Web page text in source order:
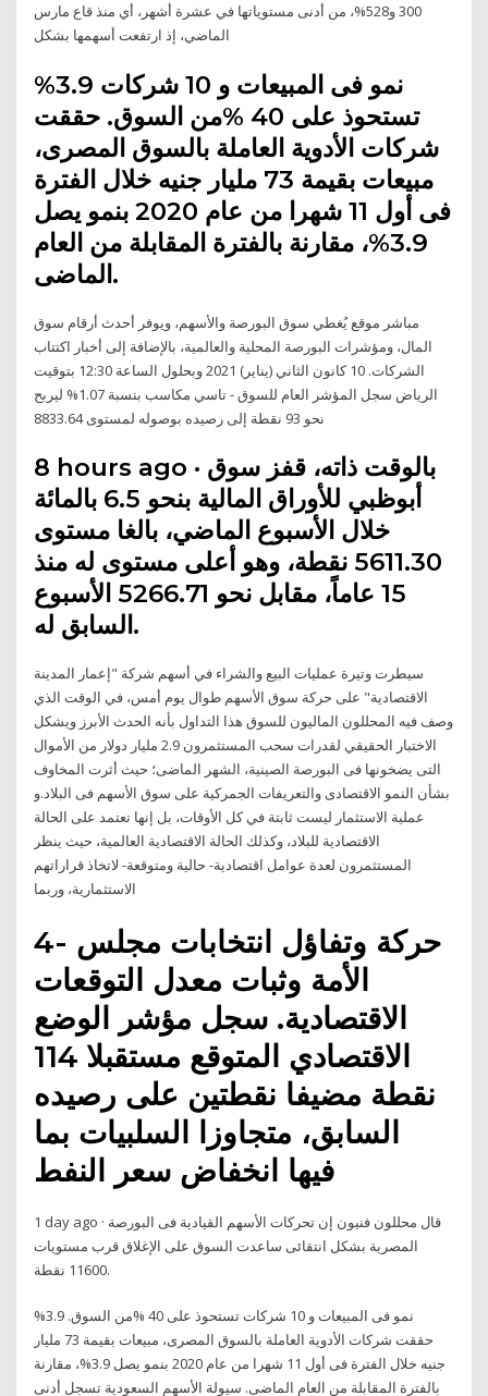
300 و528%، من أدنى مستوياتها في عشرة أشهر، أي منذ قاع مارس
الماضي، إذ ارتفعت أسهمها بشكل
%3.9 نمو فى المبيعات و 10 شركات
تستحوذ على 40 %من السوق. حققت
شركات الأدوية العاملة بالسوق المصرى،
مبيعات بقيمة 73 مليار جنيه خلال الفترة
فى أول 11 شهرا من عام 2020 بنمو يصل
3.9%، مقارنة بالفترة المقابلة من العام
الماضى.
مباشر موقع يُغطي سوق البورصة والأسهم، ويوفر أحدث أرقام سوق
المال، ومؤشرات البورصة المحلية والعالمية، بالإضافة إلى أخبار اكتتاب
الشركات. 10 كانون الثاني (يناير) 2021 وبحلول الساعة 12:30 بتوقيت
الرياض سجل المؤشر العام للسوق - تاسي مكاسب بنسبة 1.07% ليربح
8 hours ago · بالوقت ذاته، قفز سوق
أبوظبي للأوراق المالية بنحو 6.5 بالمائة
خلال الأسبوع الماضي، بالغا مستوى
5611.30 نقطة، وهو أعلى مستوى له منذ
15 عاماً، مقابل نحو 5266.71 الأسبوع
السابق له.
سيطرت وتيرة عمليات البيع والشراء في أسهم شركة "إعمار المدينة
الاقتصادية" على حركة سوق الأسهم طوال يوم أمس، في الوقت الذي
وصف فيه المحللون الماليون للسوق هذا التداول بأنه الحدث الأبرز ويشكل
الاختبار الحقيقي لقدرات سحب المستثمرون 2.9 مليار دولار من الأموال
التى يضخونها فى البورصة الصينية، الشهر الماضى؛ حيث أثرت المخاوف
بشأن النمو الاقتصادى والتعريفات الجمركية على سوق الأسهم فى البلاد.و
عملية الاستثمار ليست ثابتة في كل الأوقات، بل إنها تعتمد على الحالة
الاقتصادية للبلاد، وكذلك الحالة الاقتصادية العالمية، حيث ينظر
المستثمرون لعدة عوامل اقتصادية- حالية ومتوقعة- لاتخاذ قراراتهم
الاستثمارية، وربما
4- حركة وتفاؤل انتخابات مجلس
الأمة وثبات معدل التوقعات
الاقتصادية. سجل مؤشر الوضع
الاقتصادي المتوقع مستقبلا 114
نقطة مضيفا نقطتين على رصيده
السابق، متجاوزا السلبيات بما
فيها انخفاض سعر النفط
1 day ago · قال محللون فنيون إن تحركات الأسهم القيادية فى البورصة
المصرية بشكل انتقائى ساعدت السوق على الإغلاق قرب مستويات
11600 نقطة.
%3.9 نمو فى المبيعات و 10 شركات تستحوذ على 40 %من السوق.
حققت شركات الأدوية العاملة بالسوق المصرى، مبيعات بقيمة 73 مليار
جنيه خلال الفترة فى أول 11 شهرا من عام 2020 بنمو يصل 3.9%، مقارنة
بالفترة المقابلة من العام الماضى. سيولة الأسهم السعودية تسجل أدنى